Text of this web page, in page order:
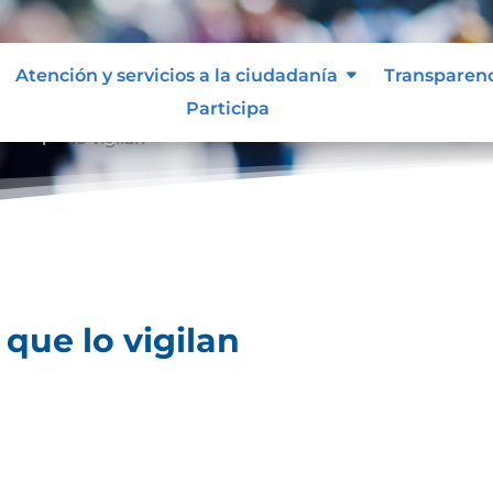
Atención y servicios a la ciudadanía
Participa
que lo vigilan
lo vigilan